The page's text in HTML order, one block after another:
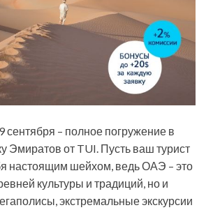
сентября – полное погружение в
Эмиратов от TUI. Пусть ваш турист
настоящим шейхом, ведь ОАЭ – это
культуры и традиций, но и
экстремальные экскурсии